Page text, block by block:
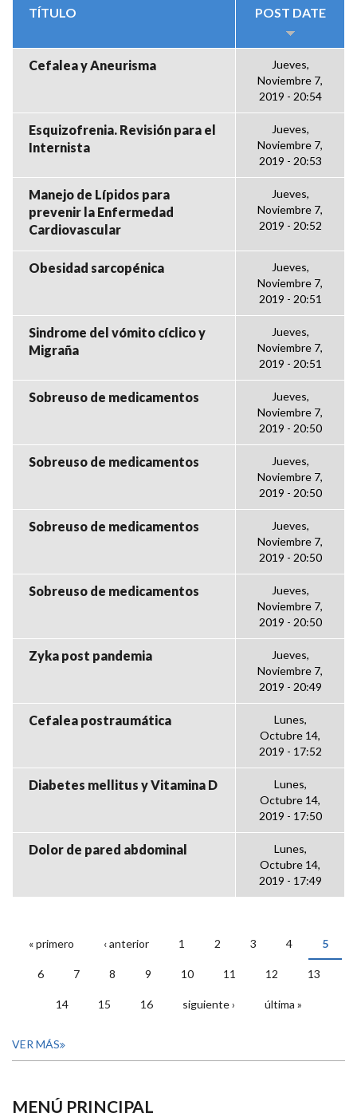
TÍTULO POST DATE
Cefalea y Aneurisma
Jueves,
Noviembre 7,
2019 - 20:54
Esquizofrenia. Revisión para el
Internista
Jueves,
Noviembre 7,
2019 - 20:53
Manejo de Lípidos para
prevenir la Enfermedad
Cardiovascular
Jueves,
Noviembre 7,
2019 - 20:52
Obesidad sarcopénica
Jueves,
Noviembre 7,
2019 - 20:51
Sindrome del vómito cíclico y
Migraña
Jueves,
Noviembre 7,
2019 - 20:51
Sobreuso de medicamentos
Jueves,
Noviembre 7,
2019 - 20:50
Sobreuso de medicamentos
Jueves,
Noviembre 7,
2019 - 20:50
Sobreuso de medicamentos
Jueves,
Noviembre 7,
2019 - 20:50
Sobreuso de medicamentos
Jueves,
Noviembre 7,
2019 - 20:50
Zyka post pandemia
Jueves,
Noviembre 7,
2019 - 20:49
Cefalea postraumática
Lunes,
Octubre 14,
2019 - 17:52
Diabetes mellitus y Vitamina D
Lunes,
Octubre 14,
2019 - 17:50
Dolor de pared abdominal
Lunes,
Octubre 14,
2019 - 17:49
PÁGINAS
« primero ‹ anterior 1 2 3 4 5
6 7 8 9 10 11 12 13
14 15 16 siguiente › última »
VER MÁS
MENÚ PRINCIPAL